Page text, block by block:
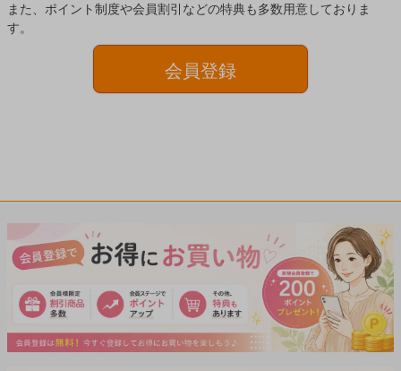
また、ポイント制度や会員割引などの特典も多数用意しておりま
す。
会員登録